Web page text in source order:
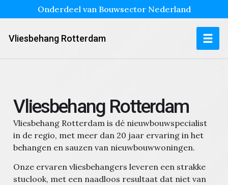
Onderdeel van Bouwsector Nederland
Vliesbehang Rotterdam
Vliesbehang Rotterdam
Vliesbehang Rotterdam is dé nieuwbouwspecialist
in de regio, met meer dan 20 jaar ervaring in het
behangen en sauzen van nieuwbouwwoningen.
Onze ervaren vliesbehangers leveren een strakke
stuclook, met een naadloos resultaat dat niet van